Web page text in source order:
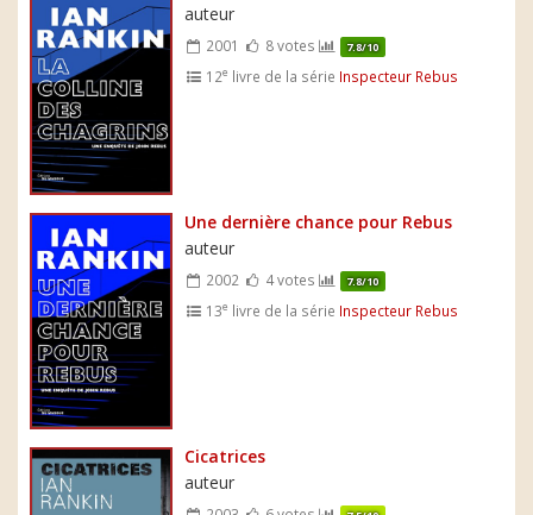
auteur
2001 8 votes 7.8/10
12e livre de la série Inspecteur Rebus
Une dernière chance pour Rebus
auteur
2002 4 votes 7.8/10
13e livre de la série Inspecteur Rebus
Cicatrices
auteur